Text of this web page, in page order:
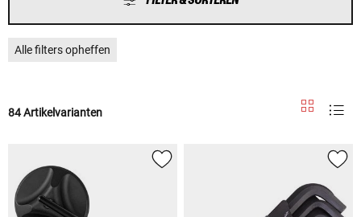
Alle filters opheffen
84 Artikelvarianten